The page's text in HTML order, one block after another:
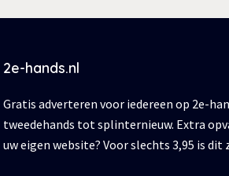
2e-hands.nl
Gratis adverteren voor iedereen op 2e-
tweedehands tot splinternieuw. Extra
uw eigen website? Voor slechts 3,95 is dit